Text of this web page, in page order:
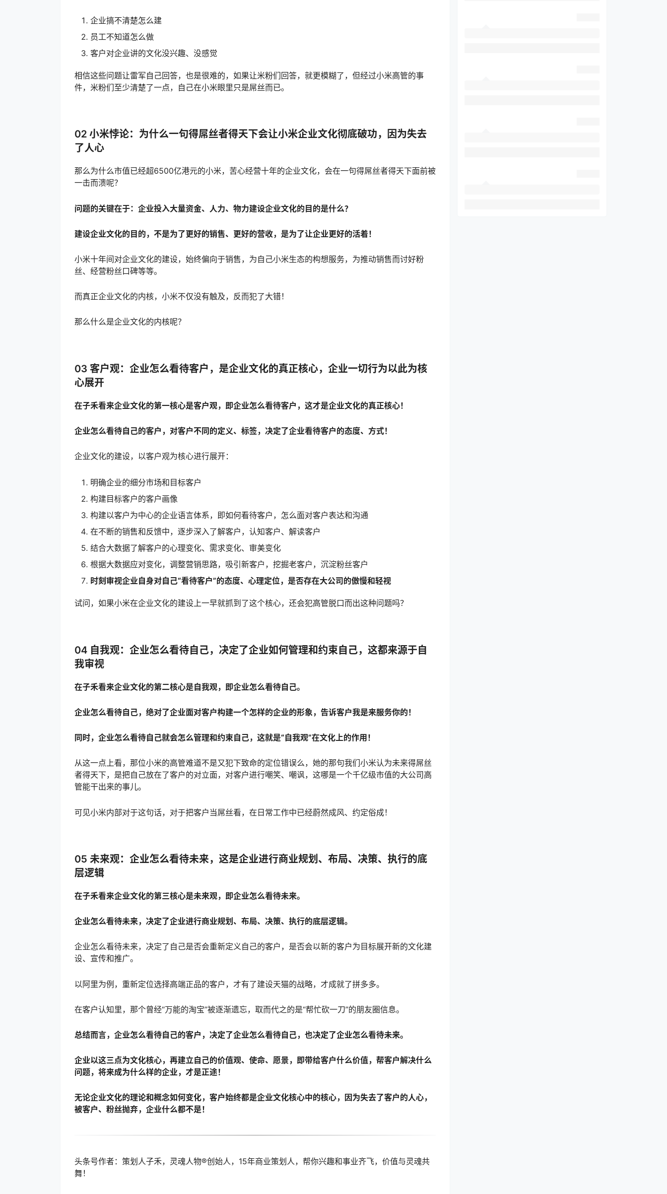
企业搞不清楚怎么建
员工不知道怎么做
客户对企业讲的文化没兴趣、没感觉
相信这些问题让雷军自己回答，也是很难的，如果让米粉们回答，就更模糊了，但经过小米高管的事
件，米粉们至少清楚了一点，自己在小米眼里只是屌丝而已。
02 小米悖论：为什么一句得屌丝者得天下会让小米企业文化彻底破功，因为失去
了人心
那么为什么市值已经超6500亿港元的小米，苦心经营十年的企业文化，会在一句得屌丝者得天下面前被
一击而溃呢？
问题的关键在于：企业投入大量资金、人力、物力建设企业文化的目的是什么？
建设企业文化的目的，不是为了更好的销售、更好的营收，是为了让企业更好的活着！
小米十年间对企业文化的建设，始终偏向于销售，为自己小米生态的构想服务，为推动销售而讨好粉
丝、经营粉丝口碑等等。
而真正企业文化的内核，小米不仅没有触及，反而犯了大错！
那么什么是企业文化的内核呢？
03 客户观：企业怎么看待客户，是企业文化的真正核心，企业一切行为以此为核
心展开
在子禾看来企业文化的第一核心是客户观，即企业怎么看待客户，这才是企业文化的真正核心！
企业怎么看待自己的客户，对客户不同的定义、标签，决定了企业看待客户的态度、方式！
企业文化的建设，以客户观为核心进行展开：
明确企业的细分市场和目标客户
构建目标客户的客户画像
构建以客户为中心的企业语言体系，即如何看待客户，怎么面对客户表达和沟通
在不断的销售和反馈中，逐步深入了解客户，认知客户、解读客户
结合大数据了解客户的心理变化、需求变化、审美变化
根据大数据应对变化，调整营销思路，吸引新客户，挖掘老客户，沉淀粉丝客户
时刻审视企业自身对自己“看待客户”的态度、心理定位，是否存在大公司的傲慢和轻视
试问，如果小米在企业文化的建设上一早就抓到了这个核心，还会犯高管脱口而出这种问题吗？
04 自我观：企业怎么看待自己，决定了企业如何管理和约束自己，这都来源于自
我审视
在子禾看来企业文化的第二核心是自我观，即企业怎么看待自己。
企业怎么看待自己，绝对了企业面对客户构建一个怎样的企业的形象，告诉客户我是来服务你的！
同时，企业怎么看待自己就会怎么管理和约束自己，这就是“自我观”在文化上的作用！
从这一点上看，那位小米的高管难道不是又犯下致命的定位错误么，她的那句我们小米认为未来得屌丝
者得天下，是把自己放在了客户的对立面，对客户进行嘲笑、嘲讽，这哪是一个千亿级市值的大公司高
管能干出来的事儿。
可见小米内部对于这句话，对于把客户当屌丝看，在日常工作中已经蔚然成风、约定俗成！
05 未来观：企业怎么看待未来，这是企业进行商业规划、布局、决策、执行的底
层逻辑
在子禾看来企业文化的第三核心是未来观，即企业怎么看待未来。
企业怎么看待未来，决定了企业进行商业规划、布局、决策、执行的底层逻辑。
企业怎么看待未来，决定了自己是否会重新定义自己的客户，是否会以新的客户为目标展开新的文化建
设、宣传和推广。
以阿里为例，重新定位选择高端正品的客户，才有了建设天猫的战略，才成就了拼多多。
在客户认知里，那个曾经“万能的淘宝”被逐渐遗忘，取而代之的是“帮忙砍一刀”的朋友圈信息。
总结而言，企业怎么看待自己的客户，决定了企业怎么看待自己，也决定了企业怎么看待未来。
企业以这三点为文化核心，再建立自己的价值观、使命、愿景，即带给客户什么价值，帮客户解决什么
问题，将来成为什么样的企业，才是正途！
无论企业文化的理论和概念如何变化，客户始终都是企业文化核心中的核心，因为失去了客户的人心，
被客户、粉丝抛弃，企业什么都不是！
头条号作者：策划人子禾，灵魂人物®创始人，15年商业策划人，帮你兴趣和事业齐飞，价值与灵魂共
舞！